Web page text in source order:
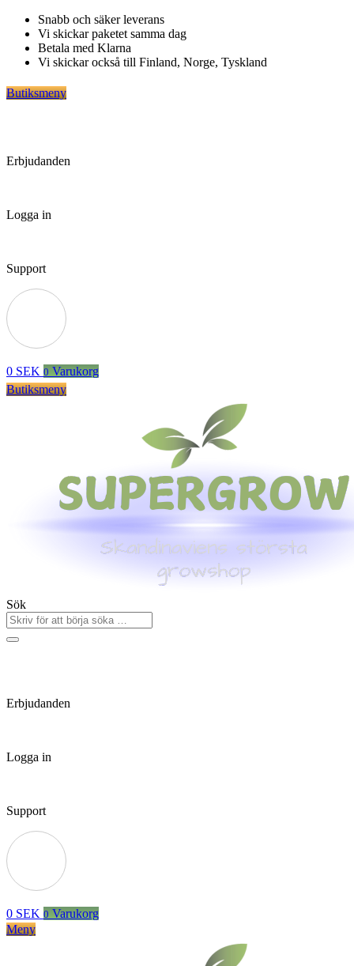
Hoppa
innehåll
Snabb och säker leverans
Vi skickar paketet samma dag
Betala med Klarna
Vi skickar också till Finland, Norge, Tyskland
Butiksmeny
Erbjudanden
Logga in
Support
0 SEK 0 Varukorg
Butiksmeny
Sök
Erbjudanden
Logga in
Support
0 SEK 0 Varukorg
Meny